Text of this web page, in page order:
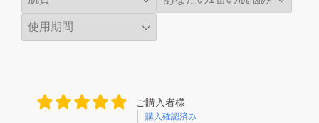
ご購入者様
購入確認済み